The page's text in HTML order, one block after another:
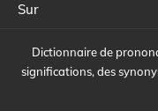
Sur
Dictionnaire de
significations, des